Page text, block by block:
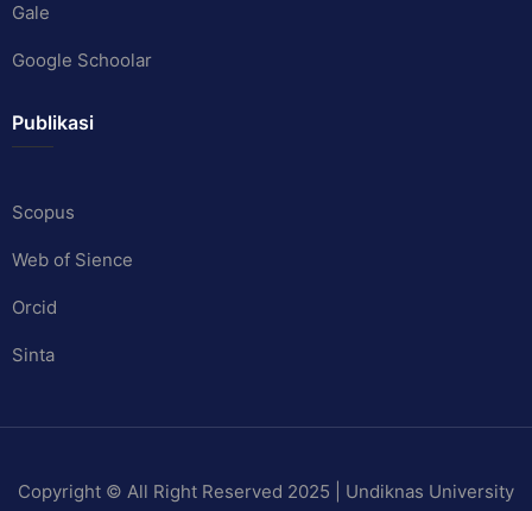
Gale
Google Schoolar
Publikasi
Scopus
Web of Sience
Orcid
Sinta
Copyright © All Right Reserved 2025 | Undiknas University